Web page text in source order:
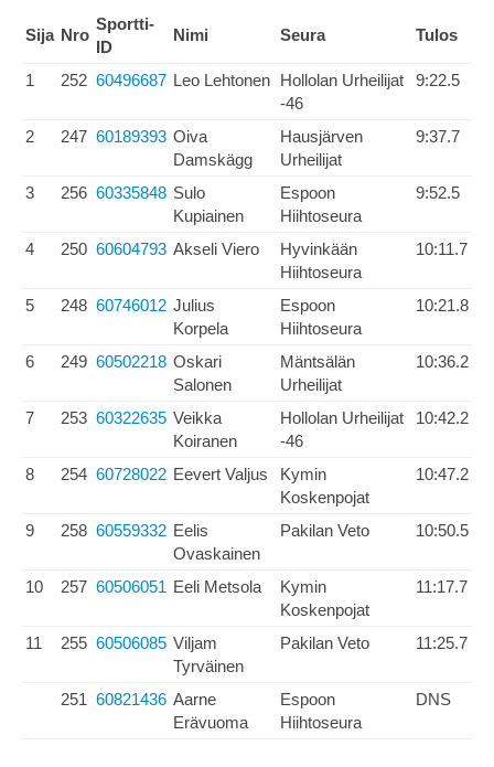
Sija Nro
Sportti-
ID
Nimi Seura Tulos
1 252 60496687 Leo Lehtonen Hollolan Urheilijat
-46
9:22.5
2 247 60189393 Oiva
Damskägg
Hausjärven
Urheilijat
9:37.7
3 256 60335848 Sulo
Kupiainen
Espoon
Hiihtoseura
9:52.5
4 250 60604793 Akseli Viero
Hyvinkään
Hiihtoseura
10:11.7
5 248 60746012 Julius
Korpela
Espoon
Hiihtoseura
10:21.8
6 249 60502218 Oskari
Salonen
Mäntsälän
Urheilijat
10:36.2
7 253 60322635 Veikka
Koiranen
Hollolan Urheilijat
-46
10:42.2
8 254 60728022 Eevert Valjus
Kymin
Koskenpojat
10:47.2
9 258 60559332 Eelis
Ovaskainen
Pakilan Veto 10:50.5
10 257 60506051 Eeli Metsola
Kymin
Koskenpojat
11:17.7
11 255 60506085 Viljam
Tyrväinen
Pakilan Veto 11:25.7
251 60821436 Aarne
Erävuoma
Espoon
Hiihtoseura
DNS